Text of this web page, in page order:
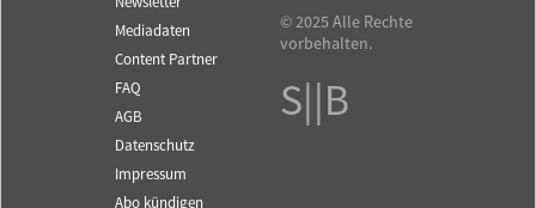
Mediadaten
Content Partner
FAQ
AGB
Datenschutz
Impressum
Abo kündigen
© 2025 Alle Rechte
vorbehalten.
S||B